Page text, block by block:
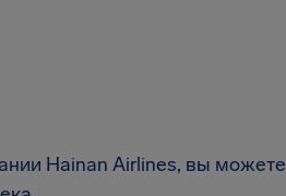
Hainan Airlines, вы можете